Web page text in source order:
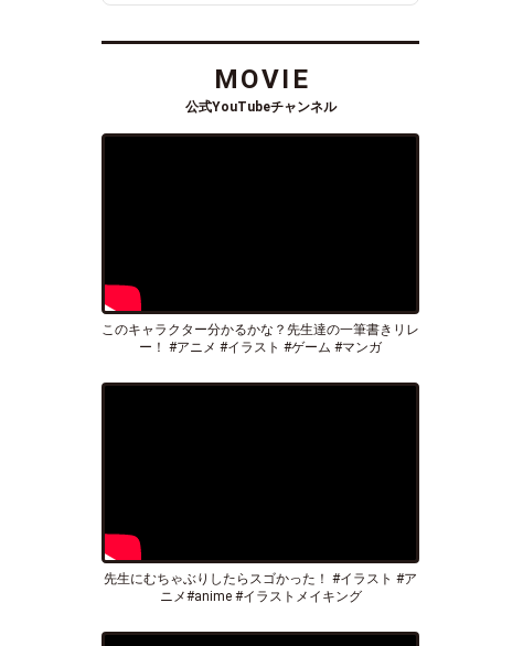
MOVIE
公式YouTubeチャンネル
このキャラクター分かるかな？先生達の一筆書きリレ
ー！ #アニメ #イラスト #ゲーム #マンガ
先生にむちゃぶりしたらスゴかった！ #イラスト #ア
ニメ#anime #イラストメイキング